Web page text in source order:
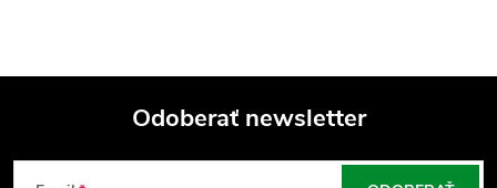
Z
Odoberať newsletter